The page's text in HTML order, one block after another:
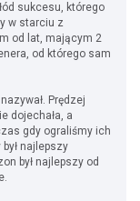
sukcesu, którego
w starciu z
od lat, mającym 2
od którego sam
Prędzej
dojechała, a
gdy ograliśmy ich
najlepszy
był najlepszy od